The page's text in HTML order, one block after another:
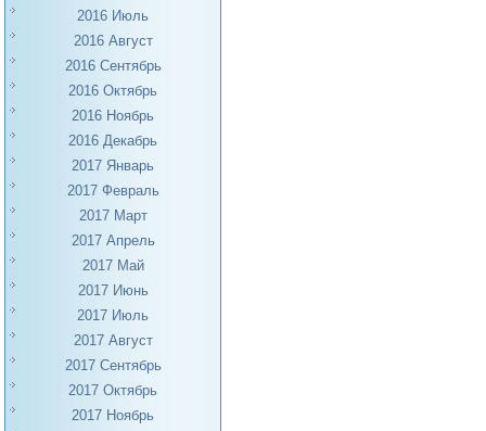
2016 Июль
2016 Август
2016 Сентябрь
2016 Октябрь
2016 Ноябрь
2016 Декабрь
2017 Январь
2017 Февраль
2017 Март
2017 Апрель
2017 Май
2017 Июнь
2017 Июль
2017 Август
2017 Сентябрь
2017 Октябрь
2017 Ноябрь